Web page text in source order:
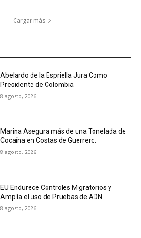
Cargar más
Abelardo de la Espriella Jura Como
Presidente de Colombia
8 agosto, 2026
Marina Asegura más de una Tonelada de
Cocaína en Costas de Guerrero.
8 agosto, 2026
EU Endurece Controles Migratorios y
Amplía el uso de Pruebas de ADN
8 agosto, 2026